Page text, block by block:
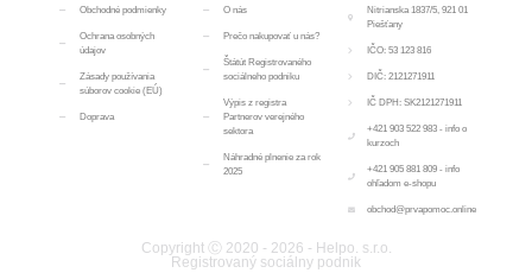
Obchodné podmienky
Ochrana osobných
údajov
Zásady používania
súborov cookie (EÚ)
Doprava
O nás
Prečo nakupovať u nás?
Štátút Registrovaného
sociálneho podniku
Výpis z registra
Partnerov verejného
sektora
Náhradné plnenie za rok
2025
Nitrianska 1837/5, 921 01
Piešťany
IČO: 53 123 816
DIČ: 2121271911
IČ DPH: SK2121271911
+421 903 522 983 - info o
kurzoch
+421 905 881 809 - info
ohľadom e-shopu
obchod@prvapomoc.online
Copyright Ⓒ 2020 - 2026 - Helpo. s.r.o.
Registrovaný sociálny podnik